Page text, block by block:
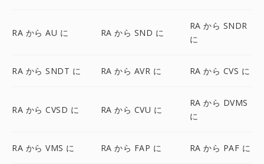
RA から AU に RA から SND に
RA から SNDR
に
RA から SNDT に RA から AVR に RA から CVS に
RA から CVSD に RA から CVU に
RA から DVMS
に
RA から VMS に RA から FAP に RA から PAF に